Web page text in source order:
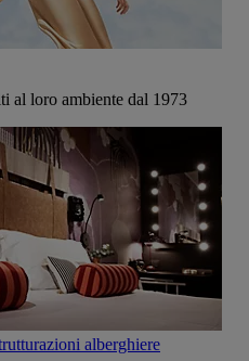
al loro ambiente dal 1973
alberghiere